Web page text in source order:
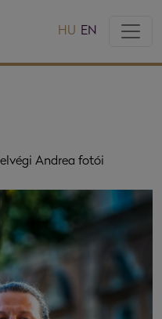
HU EN
Andrea fotói